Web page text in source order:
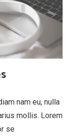
nam eu, nulla
mollis. Lorem
se